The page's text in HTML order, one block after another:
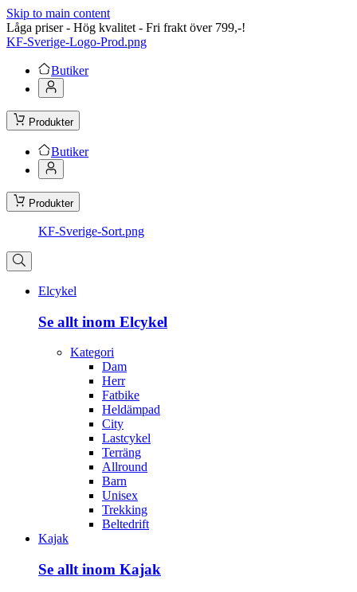
Skip to main content
Låga priser - Hög kvalitet - Fri frakt över 799,-!
KF-Sverige-Logo-Prod.png
Butiker
Produkter
Butiker
Produkter
KF-Sverige-Sort.png
Elcykel
Se allt inom Elcykel
Kategori
Dam
Herr
Fatbike
Heldämpad
City
Lastcykel
Terräng
Allround
Barn
Unisex
Trekking
Beltedrift
Kajak
Se allt inom Kajak